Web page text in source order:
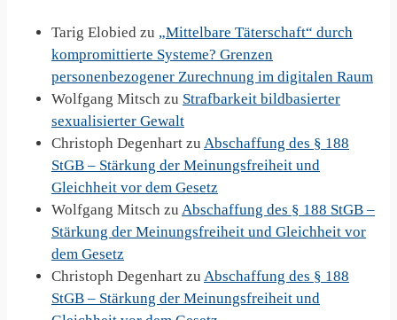
Tarig Elobied zu „Mittelbare Täterschaft“ durch
kompromittierte Systeme? Grenzen
personenbezogener Zurechnung im digitalen Raum
Wolfgang Mitsch zu Strafbarkeit bildbasierter
sexualisierter Gewalt
Christoph Degenhart zu Abschaffung des § 188
StGB – Stärkung der Meinungsfreiheit und
Gleichheit vor dem Gesetz
Wolfgang Mitsch zu Abschaffung des § 188 StGB –
Stärkung der Meinungsfreiheit und Gleichheit vor
dem Gesetz
Christoph Degenhart zu Abschaffung des § 188
StGB – Stärkung der Meinungsfreiheit und